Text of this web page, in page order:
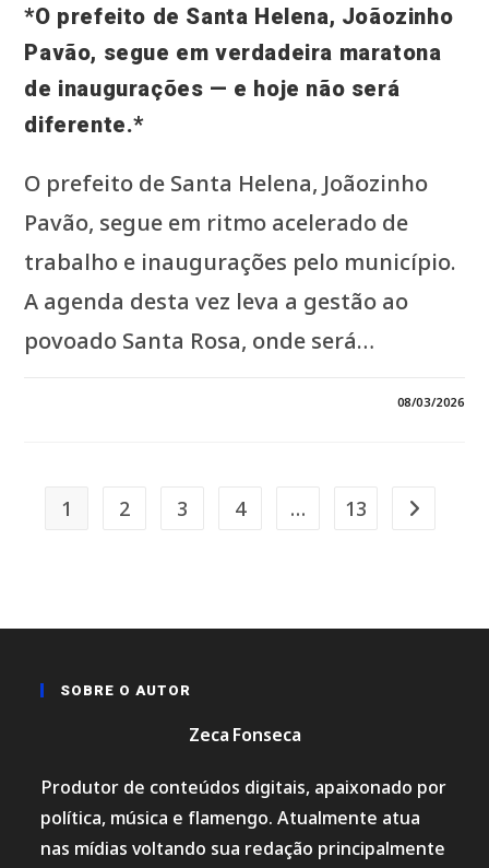
MUNICÍPIOS.
MORADORES
DEVEM
SE
*O prefeito de Santa Helena, Joãozinho
Pavão, segue em verdadeira maratona
de inaugurações — e hoje não será
diferente.*
O prefeito de Santa Helena, Joãozinho
Pavão, segue em ritmo acelerado de
trabalho e inaugurações pelo município.
A agenda desta vez leva a gestão ao
povoado Santa Rosa, onde será…
PAVÃO,
SEGUE
HOJE
08/03/2026
1 2 3 4 … 13 Ir para a
SOBRE O AUTOR
Zeca Fonseca
Produtor de conteúdos digitais, apaixonado por
política, música e flamengo. Atualmente atua
nas mídias voltando sua redação principalmente